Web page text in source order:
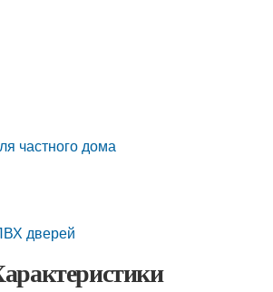
частного дома
дверей